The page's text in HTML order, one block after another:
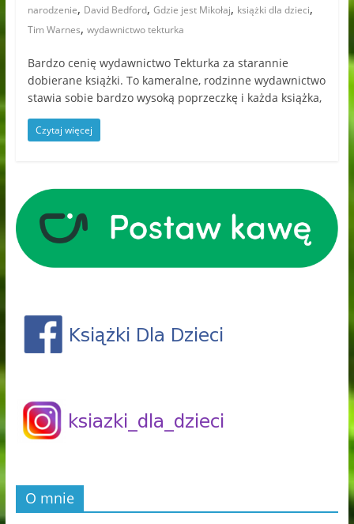
narodzenie, David Bedford, Gdzie jest Mikołaj, książki dla dzieci,
Tim Warnes, wydawnictwo tekturka
Bardzo cenię wydawnictwo Tekturka za starannie
dobierane książki. To kameralne, rodzinne wydawnictwo
stawia sobie bardzo wysoką poprzeczkę i każda książka,
Czytaj więcej
O mnie